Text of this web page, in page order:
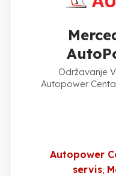
Održavanje
Autopower
Autopower
servis